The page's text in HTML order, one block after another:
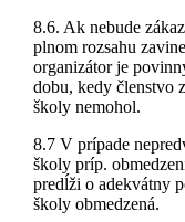
8.6. Ak nebude
plnom rozsahu
organizátor je
dobu, kedy členstvo
školy nemohol.
8.7 V prípade
školy príp.
predĺži o adekvátny
školy obmedzená.